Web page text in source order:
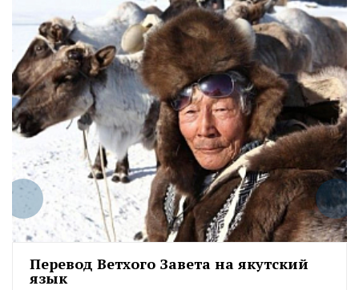
Перевод Ветхого Завета на якутский
язык